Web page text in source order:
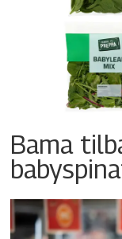
Bama